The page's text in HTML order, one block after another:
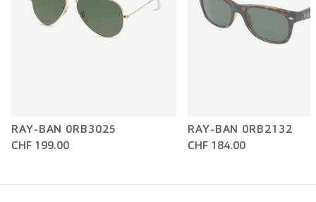
RAY-BAN 0RB3025
CHF 199.00
RAY-BAN 0RB2132
CHF 184.00